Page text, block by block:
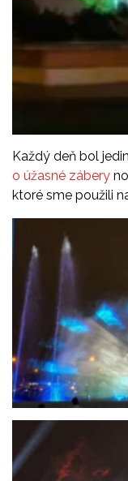
Každý deň bol
o úžasné zábery
ktoré sme použili